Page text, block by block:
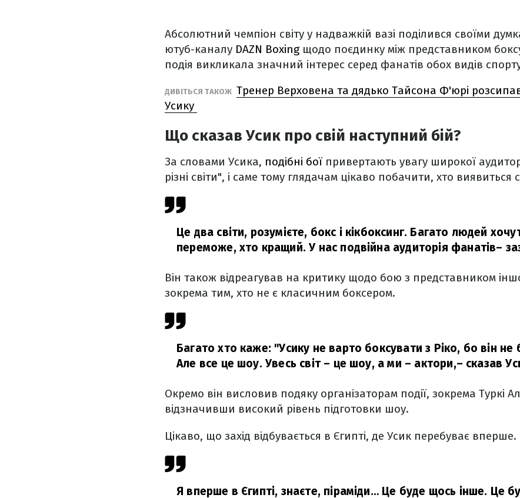
Абсолютний чемпіон світу у надважкій вазі поділився своїми
ютуб-каналу DAZN Boxingщодо поєдинку між представником
подія викликала значний інтерес серед фанатів обох видів
ДИВІТЬСЯ ТАКОЖ Тренер Верховена та дядько Тайсона Ф'юрі
Усику
Що сказав Усик про свій наступний бій?
За словами Усика, подібні бої привертають увагу широкої
різні світи", і саме тому глядачам цікаво побачити, хто виявиться
Це два світи, розумієте, бокс і кікбоксинг. Багато людей
переможе, хто кращий. У нас подвійна аудиторія фанатів–
Він також відреагував на критику щодо бою з представником
зокрема тим, хто не є класичним боксером.
Багато хто каже: "Усику не варто боксувати з Ріко, бо він не
Але все це шоу. Увесь світ – це шоу, а ми – актори,– сказав
Окремо він висловив подяку організаторам події, зокрема Туркі
відзначивши високий рівень підготовки шоу.
Цікаво, що захід відбувається в Єгипті, де Усик перебуває вперше.
Я вперше в Єгипті, знаєте, піраміди… Це буде щось інше. Це